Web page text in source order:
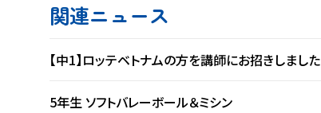
関連ニュース
【中1】ロッテベトナムの方を講師にお招きしました
5年生 ソフトバレーボール＆ミシン